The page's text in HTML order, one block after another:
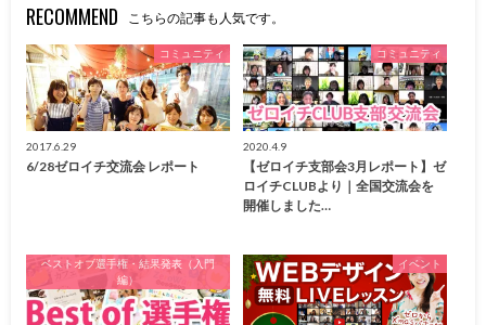
RECOMMEND こちらの記事も人気です。
コミュニティ
2017.6.29
6/28ゼロイチ交流会 レポート
コミュニティ
2020.4.9
【ゼロイチ支部会3月レポート】ゼ
ロイチCLUBより｜全国交流会を
開催しました…
ベストオブ選手権・結果発表（入門
編）
イベント